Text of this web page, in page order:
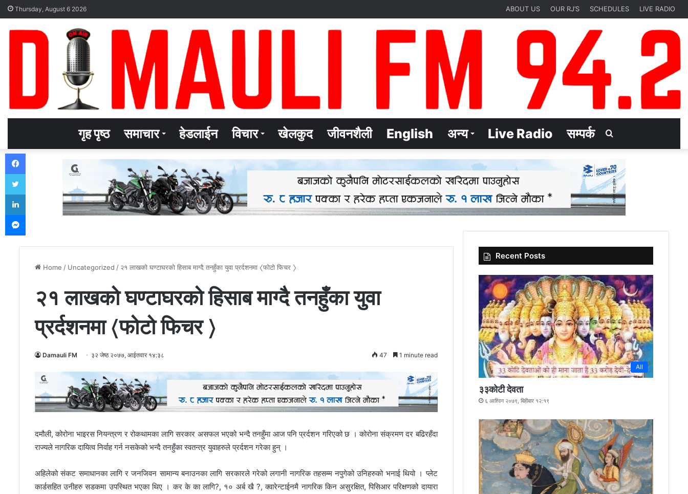
Thursday, August 6 2026 ABOUT US OUR RJ’S SCHEDULES LIVE RADIO
गृह पृष्ठ समाचार हेडलाईन विचार खेलकुद जीवनशैली English अन्य Live Radio सम्पर्क
for
Home / Uncategorized / २१ लाखको घण्टाघरको हिसाब माग्दै तनहुँका युवा प्रर्दशनमा 〈फोटो फिचर 〉
२१ लाखको घण्टाघरको हिसाब माग्दै तनहुँका युवा
प्रर्दशनमा 〈फोटो फिचर 〉
Damauli FM ३२ जेष्ठ २०७७, आईतवार १४:३८ 47 1 minute read
दमौली, कोरोना भाइरस नियन्त्रण र रोकथामका लागि सरकार असफल भएको भन्दै तनहुँमा आज पनि प्रर्दशन गरिएको छ । कोरोना संक्रमण दर बढिरहँदा
राज्यले नागरिक दायित्व निर्वाह गर्न नसकेको भन्दै तनहुँका स्वतन्त्र युवाहरुले प्रर्दशन गरेका हुन् ।
अहिलेको संकट समाधानका लागि र जनजिवन सामान्य बनाउनका लागि सरकारले गरेको लगानी नागरिक तहसम्म नपुगेको उनिहरुको भनाई थियो । प्लेट
कार्डसहित उनीहरु सडकमा उपस्थित भएका थिए । कर के का लागि?, १० अर्ब खै ?, क्वारेन्टाईनमै नागरिक किन असुरक्षित, पिसिआर परिक्षणको दायारा
Recent Posts
All
३३कोटी देवता
६ आश्विन २०७९, बिहीबार १२:१९